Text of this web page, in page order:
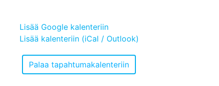
Lisää Google kalenteriin
Lisää kalenteriin (iCal / Outlook)